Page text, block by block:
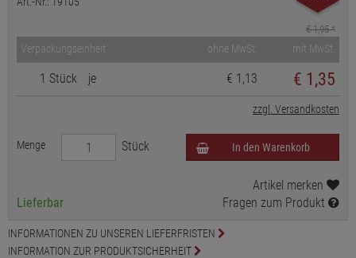
€ 1,95*
Verpackungseinheit ohne MwSt. mit MwSt.
1 Stück je € 1,13 € 1,35
zzgl. Versandkosten
Menge Stück In den Warenkorb
Lieferbar
Artikel merken
Fragen zum Produkt
INFORMATIONEN ZU UNSEREN LIEFERFRISTEN
INFORMATION ZUR PRODUKTSICHERHEIT